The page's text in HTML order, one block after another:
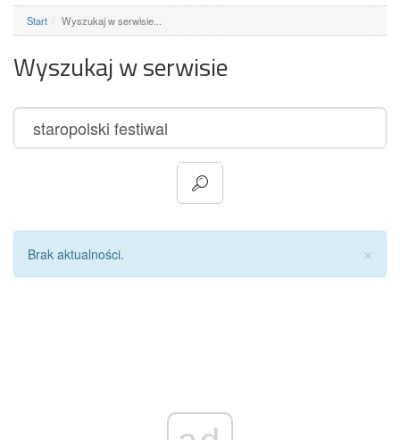
Start Wyszukaj w serwisie...
Wyszukaj w serwisie
×
Brak aktualności.